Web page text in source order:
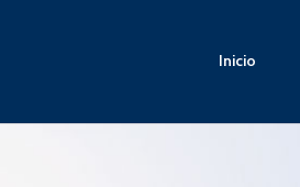
Inicio